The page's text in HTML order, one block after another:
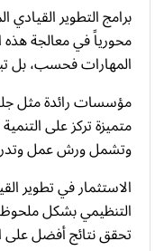
برامج التطوير
محورياً في معالجة هذه
المهارات فحسب، بل
متميزة تركز على
وتشمل ورش عمل
الاستثمار في تطوير
التنظيمي بشكل
تحقق نتائج أفضل على